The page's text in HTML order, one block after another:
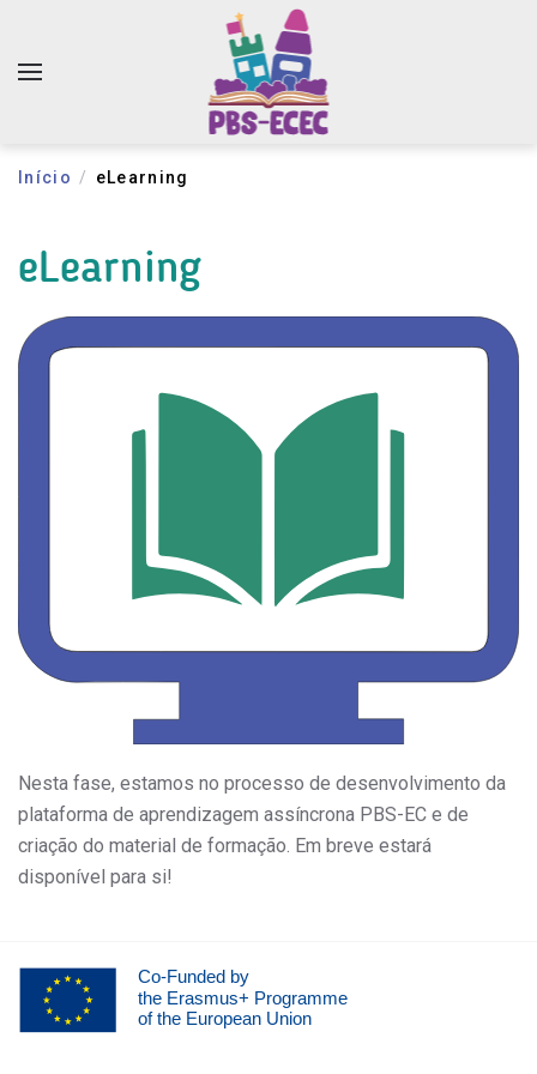
Início eLearning
eLearning
Nesta fase, estamos no processo de desenvolvimento da
plataforma de aprendizagem assíncrona PBS-EC e de
criação do material de formação. Em breve estará
disponível para si!
Co-Funded by
the Erasmus+ Programme
of the European Union